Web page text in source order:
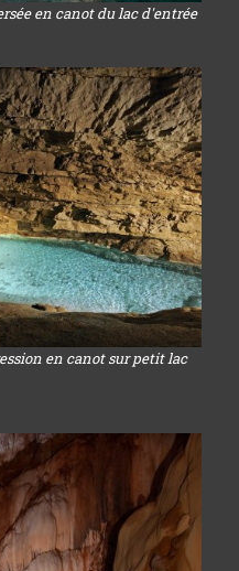
en canot du lac d'entrée
en canot sur petit lac